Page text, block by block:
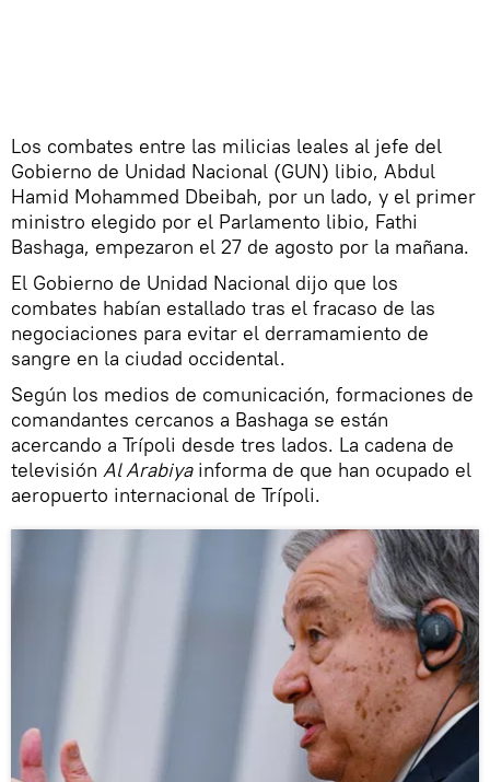
Los combates entre las milicias leales al jefe del
Gobierno de Unidad Nacional (GUN) libio, Abdul
Hamid Mohammed Dbeibah, por un lado, y el primer
ministro elegido por el Parlamento libio, Fathi
Bashaga, empezaron el 27 de agosto por la mañana.
El Gobierno de Unidad Nacional dijo que los
combates habían estallado tras el fracaso de las
negociaciones para evitar el derramamiento de
sangre en la ciudad occidental.
Según los medios de comunicación, formaciones de
comandantes cercanos a Bashaga se están
acercando a Trípoli desde tres lados. La cadena de
televisión Al Arabiyainforma de que han ocupado el
aeropuerto internacional de Trípoli.